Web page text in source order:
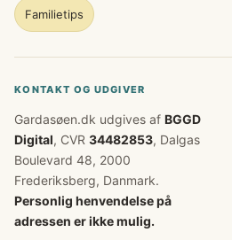
Familietips
KONTAKT OG UDGIVER
Gardasøen.dk udgives af BGGD
Digital, CVR 34482853, Dalgas
Boulevard 48, 2000
Frederiksberg, Danmark.
Personlig henvendelse på
adressen er ikke mulig.